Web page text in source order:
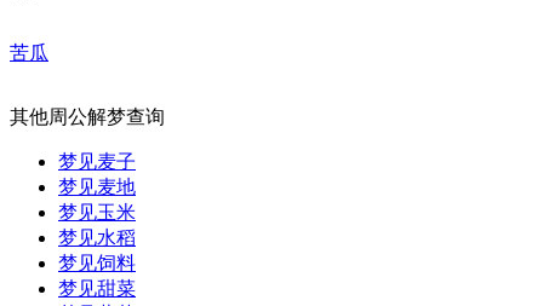
苦瓜
其他周公解梦查询
梦见麦子
梦见麦地
梦见玉米
梦见水稻
梦见饲料
梦见甜菜